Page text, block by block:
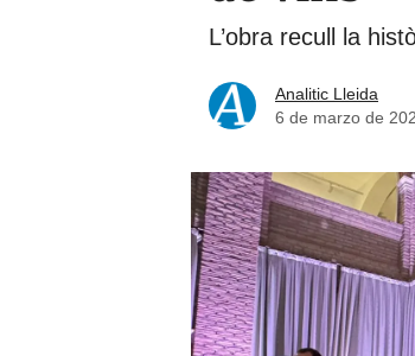
L’obra recull la
Analitic Lleida
6 de marzo de